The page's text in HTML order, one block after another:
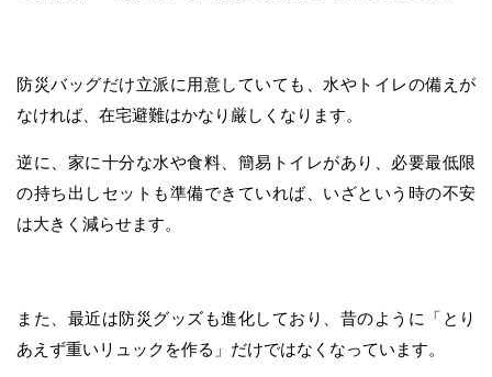
防災バッグだけ立派に用意していても、水やトイレの備えが
なければ、在宅避難はかなり厳しくなります。
逆に、家に十分な水や食料、簡易トイレがあり、必要最低限
の持ち出しセットも準備できていれば、いざという時の不安
は大きく減らせます。
また、最近は防災グッズも進化しており、昔のように「とり
あえず重いリュックを作る」だけではなくなっています。